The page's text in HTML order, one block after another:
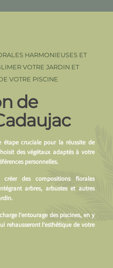
HARMONIEUSES ET
VOTRE JARDIN ET
VOTRE PISCINE
de
étape cruciale pour la réussite de
des végétaux adaptés à votre
personnelles.
des compositions florales
arbres, arbustes et autres
l’entourage des piscines, en y
rehausseront l’esthétique de votre